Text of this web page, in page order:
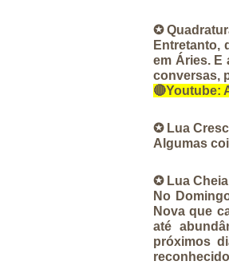
✪
Entretanto,
em Áries. E
conversas,
🔴Youtube:
✪ Lua
Algumas
✪ Lua Cheia
No
Nova que
até
próximos